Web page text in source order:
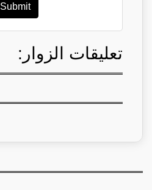
Submit
تعليقات الزوار: